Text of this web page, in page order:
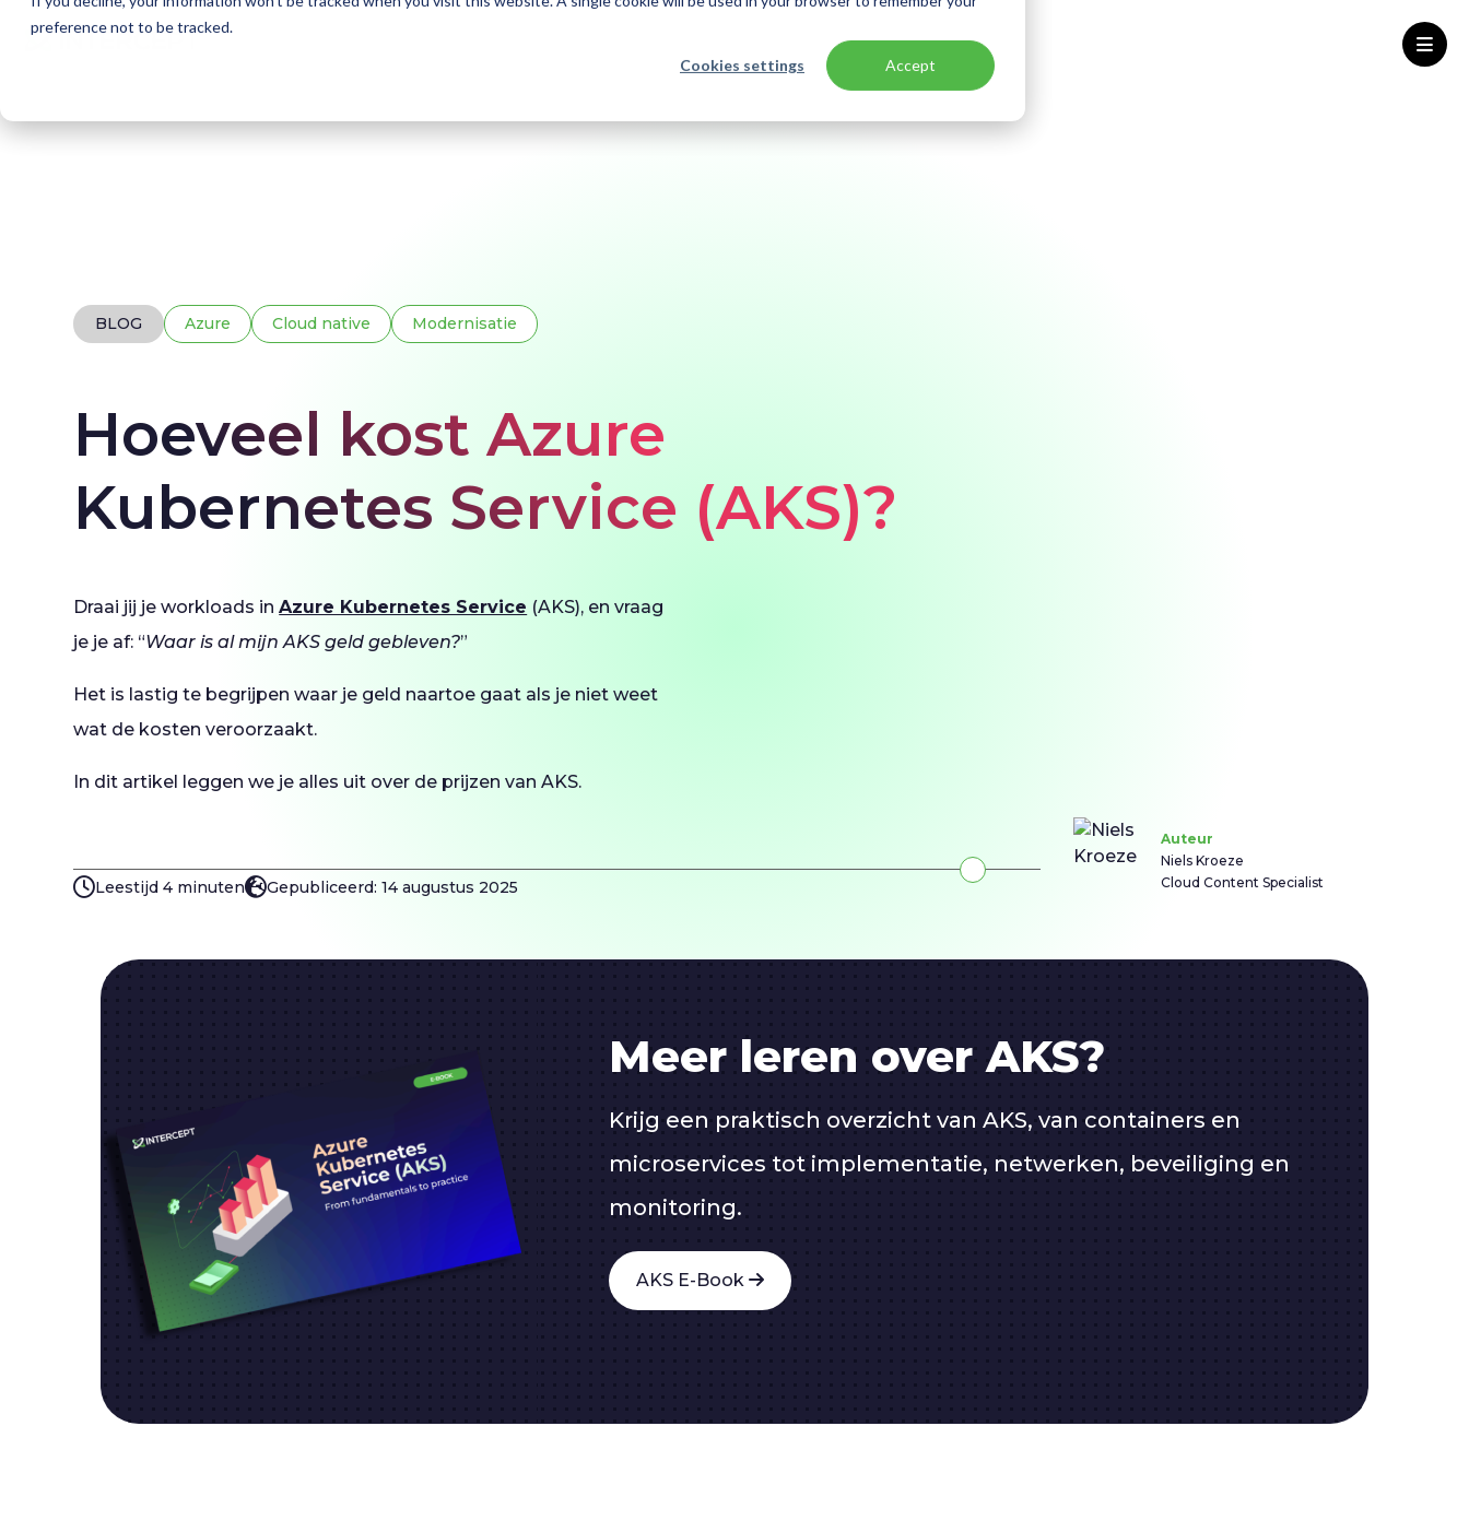
preference not to be tracked.
Cookies settings Accept
BLOG Azure Cloud native Modernisatie
Hoeveel kost Azure
Kubernetes Service (AKS)?
Draai jij je workloads inAzure Kubernetes Service (AKS), en vraag
je je af: “Waar is al mijn AKS geld gebleven?”
Het is lastig te begrijpen waar je geld naartoe gaat als je niet weet
wat de kosten veroorzaakt.
In dit artikel leggen we je alles uit over de prijzen van AKS.
Auteur
Niels Kroeze
Cloud Content Specialist
Leestijd 4 minuten Gepubliceerd: 14 augustus 2025
Meer leren over AKS?
Krijg een praktisch overzicht van AKS, van containers en
microservices tot implementatie, netwerken, beveiliging en
monitoring.
AKS E-Book